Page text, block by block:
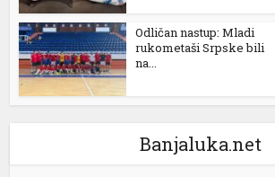
Odličan nastup: Mladi
rukometaši Srpske bili
na...
Banjaluka.net